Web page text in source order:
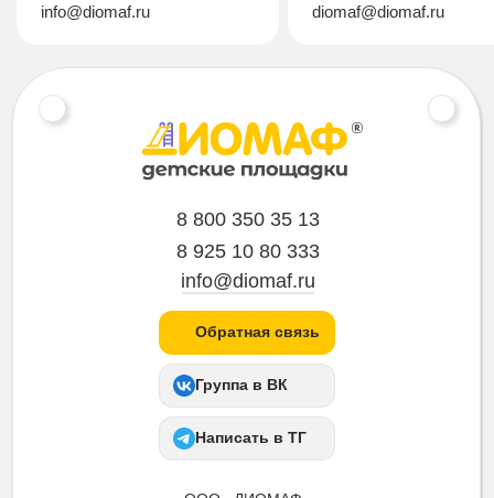
info@diomaf.ru
diomaf@diomaf.ru
8 800 350 35 13
8 925 10 80 333
info@diomaf.ru
Обратная связь
Группа в ВК
Написать в ТГ